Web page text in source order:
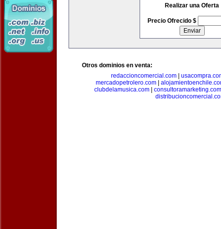
Realizar una Oferta
Precio Ofrecido $
Otros dominios en venta:
redaccioncomercial.com
mercadopetrolero.com|
clubdelamusica.com
consultoramarketing.com